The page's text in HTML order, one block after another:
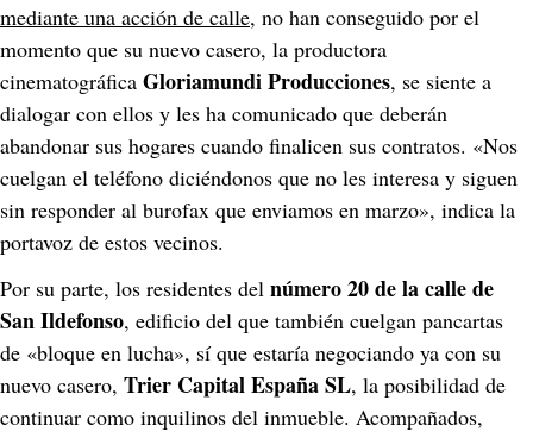
mediante una acción de calle, no han conseguido por el
momento que su nuevo casero, la productora
cinematográfica Gloriamundi Producciones, se siente a
dialogar con ellos y les ha comunicado que deberán
abandonar sus hogares cuando finalicen sus contratos. «Nos
cuelgan el teléfono diciéndonos que no les interesa y siguen
sin responder al burofax que enviamos en marzo», indica la
portavoz de estos vecinos.
Por su parte, los residentes del número 20 de la calle de
San Ildefonso, edificio del que también cuelgan pancartas
de «bloque en lucha», sí que estaría negociando ya con su
nuevo casero, Trier Capital España SL, la posibilidad de
continuar como inquilinos del inmueble. Acompañados,